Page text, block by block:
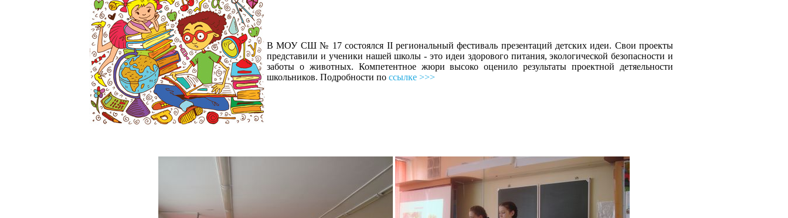
В МОУ СШ № 17 состоялся II региональный фестиваль презентаций детских идеи. Свои проекты
представили и ученики нашей школы - это идеи здорового питания, экологической безопасности и
заботы о животных. Компетентное жюри высоко оценило результаты проектной детяельности
школьников. Подробности по ссылке >>>